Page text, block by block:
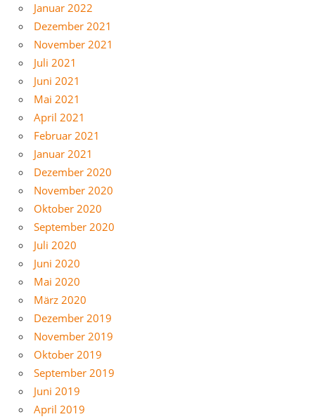
Januar 2022
Dezember 2021
November 2021
Juli 2021
Juni 2021
Mai 2021
April 2021
Februar 2021
Januar 2021
Dezember 2020
November 2020
Oktober 2020
September 2020
Juli 2020
Juni 2020
Mai 2020
März 2020
Dezember 2019
November 2019
Oktober 2019
September 2019
Juni 2019
April 2019